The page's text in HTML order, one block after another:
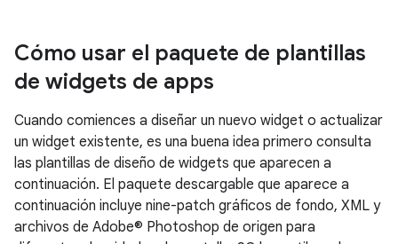
Cómo usar el paquete de plantillas
de widgets de apps
Cuando comiences a diseñar un nuevo widget o actualizar
un widget existente, es una buena idea primero consulta
las plantillas de diseño de widgets que aparecen a
continuación. El paquete descargable que aparece a
continuación incluye nine-patch gráficos de fondo, XML y
archivos de Adobe® Photoshop de origen para